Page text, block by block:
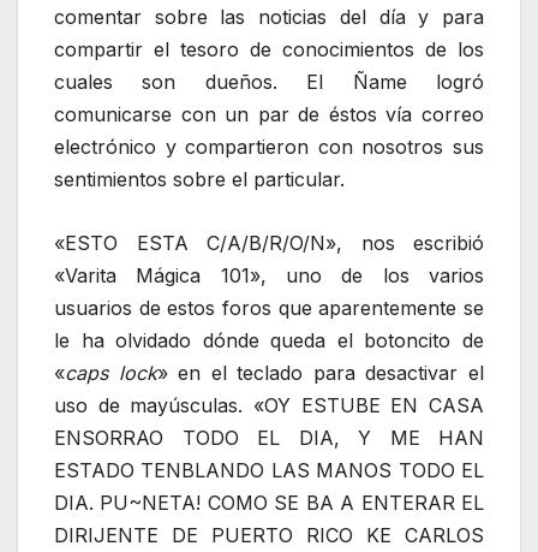
comentar sobre las noticias del día y para
compartir el tesoro de conocimientos de los
cuales son dueños. El Ñame logró
comunicarse con un par de éstos vía correo
electrónico y compartieron con nosotros sus
sentimientos sobre el particular.
«ESTO ESTA C/A/B/R/O/N», nos escribió
«Varita Mágica 101», uno de los varios
usuarios de estos foros que aparentemente se
le ha olvidado dónde queda el botoncito de
«caps lock» en el teclado para desactivar el
uso de mayúsculas. «OY ESTUBE EN CASA
ENSORRAO TODO EL DIA, Y ME HAN
ESTADO TENBLANDO LAS MANOS TODO EL
DIA. PU~NETA! COMO SE BA A ENTERAR EL
DIRIJENTE DE PUERTO RICO KE CARLOS